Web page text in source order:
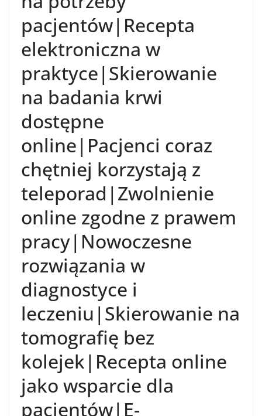
pacjentów|Recepta
elektroniczna w
praktyce|Skierowanie
na badania krwi
dostępne
online|Pacjenci coraz
chętniej korzystają z
teleporad|Zwolnienie
online zgodne z prawem
pracy|Nowoczesne
rozwiązania w
diagnostyce i
leczeniu|Skierowanie na
tomografię bez
kolejek|Recepta online
jako wsparcie dla
pacjentów|E-